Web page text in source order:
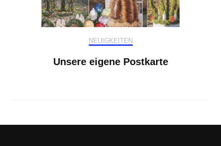
NEUIGKEITEN
Unsere eigene Postkarte